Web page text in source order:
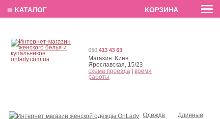
EN РУС
Одежда
Длинные
050 413 43 63
Магазин: Киев,
Ярославская, 15/23
схема проезда
время
работы
≣ КАТАЛОГ КОРЗИНА